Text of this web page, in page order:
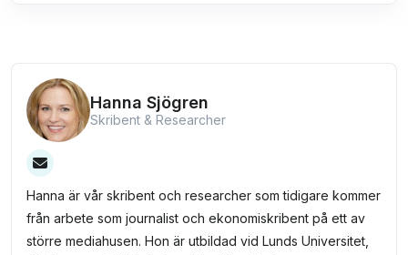
Hanna Sjögren
Skribent & Researcher
Hanna är vår skribent och researcher som tidigare kommer
från arbete som journalist och ekonomiskribent på ett av
större mediahusen. Hon är utbildad vid Lunds Universitet,